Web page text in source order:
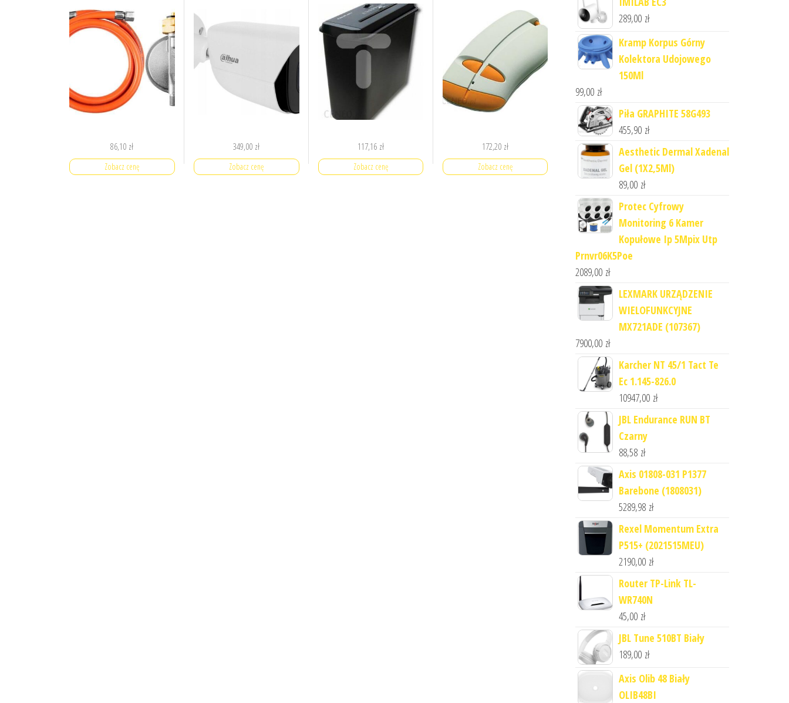
86,10 zł
Zobacz cenę
349,00 zł
Zobacz cenę
117,16 zł
Zobacz cenę
172,20 zł
Zobacz cenę
289,00 zł
Kramp Korpus Górny
Kolektora Udojowego
150Ml
99,00 zł
Piła GRAPHITE 58G493
455,90 zł
Aesthetic Dermal Xadenal
Gel (1X2,5Ml)
89,00 zł
Protec Cyfrowy
Monitoring 6 Kamer
Kopułowe Ip 5Mpix Utp
Prnvr06K5Poe
2089,00 zł
LEXMARK URZĄDZENIE
WIELOFUNKCYJNE
MX721ADE (107367)
7900,00 zł
Karcher NT 45/1 Tact Te
Ec 1.145-826.0
10947,00 zł
JBL Endurance RUN BT
Czarny
88,58 zł
Axis 01808-031 P1377
Barebone (1808031)
5289,98 zł
Rexel Momentum Extra
P515+ (2021515MEU)
2190,00 zł
Router TP-Link TL-
WR740N
45,00 zł
JBL Tune 510BT Biały
189,00 zł
Axis Olib 48 Biały
OLIB48BI